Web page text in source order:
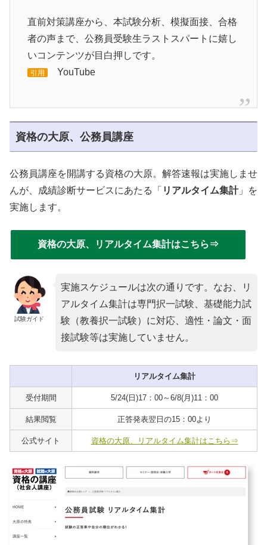
直前対策講座から、本試験分析、模擬面接、合格
者の声まで、公務員受験生ラストスパートに嬉し
いコンテンツが目白押しです。
引用 YouTube
資格の大原、公務員講座
公務員講座を開講する資格の大原。解答速報は実施しませ
んが、成績診断サービスにあたる「 リアルタイム集計」を
実施します。
資格の大原、リアルタイム集計はこちら⇒
試験ガイド
実施スケジュールは次の通りです。なお、リ
アルタイム集計は専門択一試験、基礎能力試
験（教養択一試験）に対応、適性・論文・面
接試験等は実施していません。
リアルタイム集計
受付期間 5/24(日)17：00～6/8(月)11：00
結果閲覧 正答発表翌日の15：00より
公式サイト 資格の大原、リアルタイム集計はこちら⇒